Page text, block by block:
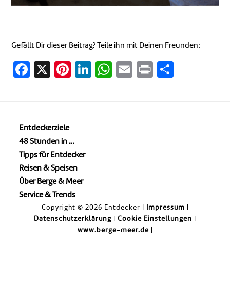
Gefällt Dir dieser Beitrag? Teile ihn mit Deinen Freunden:
Facebook
X Pinterest
LinkedIn
WhatsApp
EmailPrint
Entdeckerziele
48 Stunden in …
Tipps für Entdecker
Reisen & Speisen
Über Berge & Meer
Service & Trends
Copyright © 2026 Entdecker | Impressum
Datenschutzerklärung
Cookie Einstellungen
www.berge-meer.de|